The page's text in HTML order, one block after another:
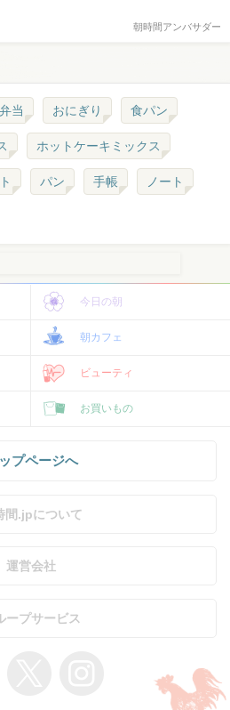
朝時間アンバサダー
当 おにぎり 食パン
ホットケーキミックス
パン 手帳 ノート
今日の朝
朝カフェ
ビューティ
お買いもの
プページへ
間.jpについて
運営会社
ープサービス